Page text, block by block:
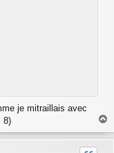
je mitraillais avec
8)
u